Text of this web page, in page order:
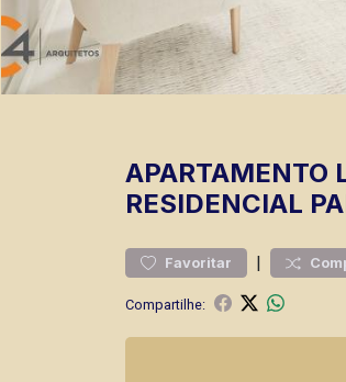
APARTAMENTO
RESIDENCIAL
Favoritar |
Compartilhe: